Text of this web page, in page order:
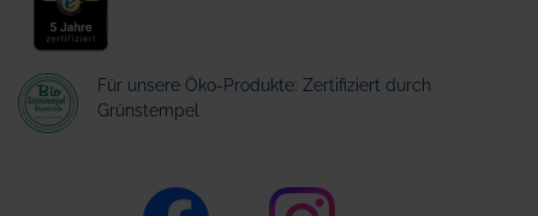
Für unsere Öko-Produkte: Zertifiziert durch
Grünstempel